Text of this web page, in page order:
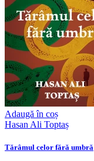
Adaugă în coș
Hasan Ali Toptaș
Tărâmul celor fără umbră